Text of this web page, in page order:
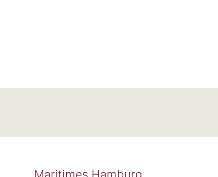
Maritimes Hamburg